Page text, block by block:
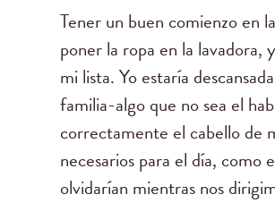
Tener un buen comienzo en
poner la ropa en la lavadora,
mi lista. Yo estaría
familia-algo que no sea el
correctamente el cabello de
necesarios para el día, como
olvidarían mientras nos